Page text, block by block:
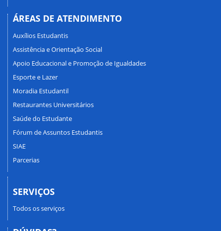
ÁREAS DE ATENDIMENTO
Auxílios Estudantis
Assistência e Orientação Social
Apoio Educacional e Promoção de Igualdades
Esporte e Lazer
Moradia Estudantil
Restaurantes Universitários
Saúde do Estudante
Fórum de Assuntos Estudantis
SIAE
Parcerias
SERVIÇOS
Todos os serviços